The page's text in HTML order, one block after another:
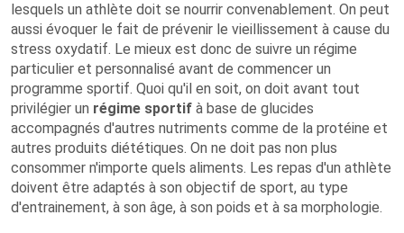
lesquels un athlète doit se nourrir convenablement. On peut
aussi évoquer le fait de prévenir le vieillissement à cause du
stress oxydatif. Le mieux est donc de suivre un régime
particulier et personnalisé avant de commencer un
programme sportif. Quoi qu'il en soit, on doit avant tout
privilégier un régime sportif à base de glucides
accompagnés d'autres nutriments comme de la protéine et
autres produits diététiques. On ne doit pas non plus
consommer n'importe quels aliments. Les repas d'un athlète
doivent être adaptés à son objectif de sport, au type
d'entrainement, à son âge, à son poids et à sa morphologie.